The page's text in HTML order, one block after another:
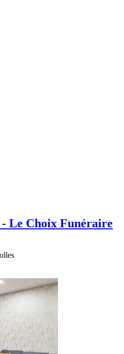
Le Choix Funéraire